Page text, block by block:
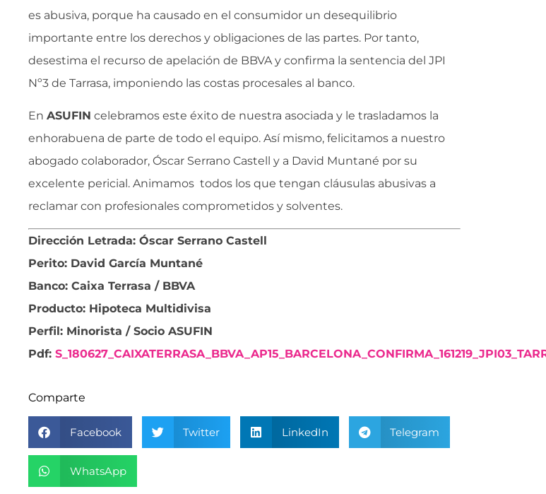
es abusiva, porque ha causado en el consumidor un desequilibrio
importante entre los derechos y obligaciones de las partes. Por tanto,
desestima el recurso de apelación de BBVA y confirma la sentencia del JPI
Nº3 de Tarrasa, imponiendo las costas procesales al banco.
En ASUFIN celebramos este éxito de nuestra asociada y le trasladamos la
enhorabuena de parte de todo el equipo. Así mismo, felicitamos a nuestro
abogado colaborador, Óscar Serrano Castell y a David Muntané por su
excelente pericial. Animamos todos los que tengan cláusulas abusivas a
reclamar con profesionales comprometidos y solventes.
Dirección Letrada: Óscar Serrano Castell
Perito: David García Muntané
Banco: Caixa Terrasa / BBVA
Producto: Hipoteca Multidivisa
Perfil: Minorista / Socio ASUFIN
Pdf:
Comparte
Facebook Twitter LinkedIn Telegram
WhatsApp